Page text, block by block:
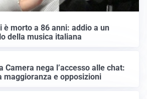
è morto a 86 anni: addio a un
della musica italiana
Camera nega l’accesso alle chat:
maggioranza e opposizioni